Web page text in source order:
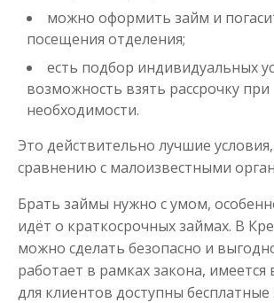
Сумма до
Срок от 5
Получить
можно оформить займ и
посещения отделения;
есть подбор индивидуальных
возможность взять рассрочку при
необходимости.
Это действительно лучшие
сравнению с малоизвестными
Брать займы нужно с умом,
идёт о краткосрочных займах. В
можно сделать безопасно и
работает в рамках закона, имеется
для клиентов доступны